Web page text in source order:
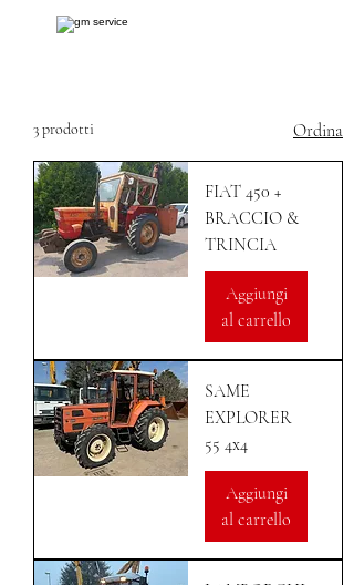
3 prodotti Ordina
FIAT 450 +
BRACCIO &
TRINCIA
Aggiungi
al carrello
SAME
EXPLORER
55 4x4
Aggiungi
al carrello